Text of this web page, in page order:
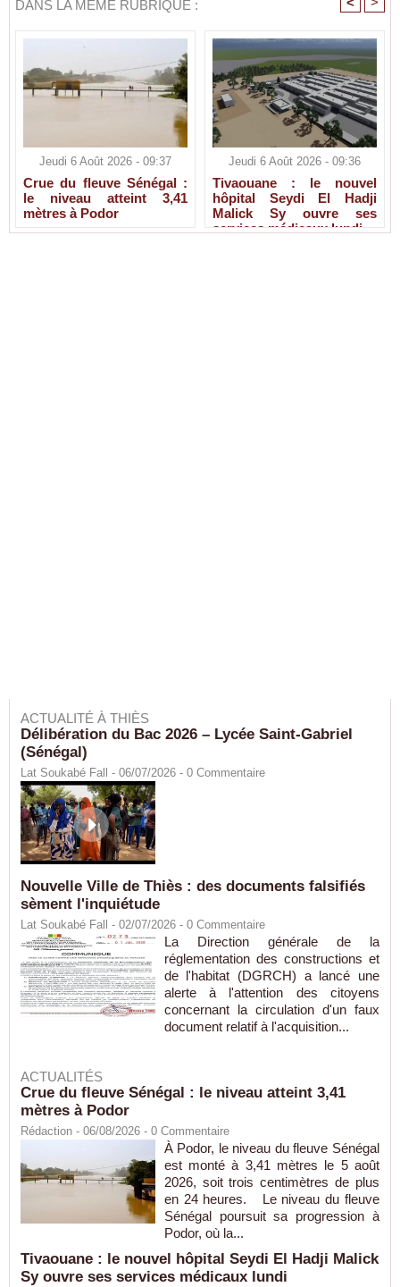
DANS LA MÊME RUBRIQUE :
Jeudi 6 Août 2026 - 09:37
Crue du fleuve Sénégal :
le niveau atteint 3,41
mètres à Podor
Jeudi 6 Août 2026 - 09:36
Tivaouane : le nouvel
hôpital Seydi El Hadji
Malick Sy ouvre ses
services médicaux lundi
ACTUALITÉ À THIÈS
Délibération du Bac 2026 – Lycée Saint-Gabriel
(Sénégal)
Lat Soukabé Fall - 06/07/2026 - 0 Commentaire
Nouvelle Ville de Thiès : des documents falsifiés
sèment l'inquiétude
Lat Soukabé Fall - 02/07/2026 - 0 Commentaire
La Direction générale de la
réglementation des constructions et
de l'habitat (DGRCH) a lancé une
alerte à l'attention des citoyens
concernant la circulation d'un faux
document relatif à l'acquisition...
ACTUALITÉS
Crue du fleuve Sénégal : le niveau atteint 3,41
mètres à Podor
Rédaction - 06/08/2026 - 0 Commentaire
À Podor, le niveau du fleuve Sénégal
est monté à 3,41 mètres le 5 août
2026, soit trois centimètres de plus
en 24 heures. Le niveau du fleuve
Sénégal poursuit sa progression à
Podor, où la...
Tivaouane : le nouvel hôpital Seydi El Hadji Malick
Sy ouvre ses services médicaux lundi